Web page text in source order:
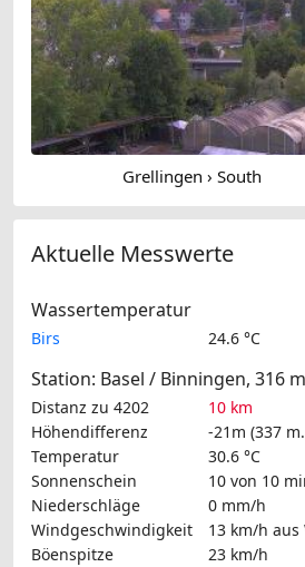
Grellingen › South
Aktuelle Messwerte
Wassertemperatur
Birs 24.6 °C
Station: Basel / Binningen, 316
Distanz zu 4202
10 km
Höhendifferenz
-21m (337
Temperatur
30.6 °C
Sonnenschein
10 von 10
Niederschläge
0 mm/h
Windgeschwindigkeit
13 km/h aus
Böenspitze
23 km/h